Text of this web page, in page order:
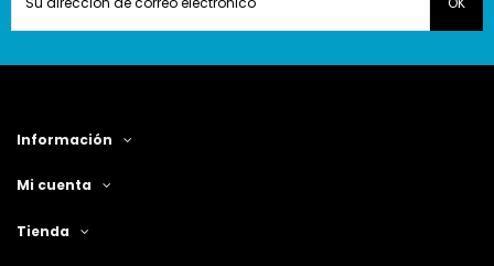
Información
Mi cuenta
Tienda